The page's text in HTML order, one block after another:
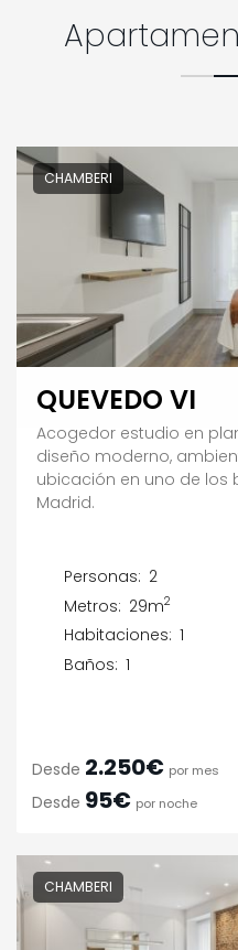
CHAMBERI
QUEVEDO VI
Acogedor estudio en
diseño moderno,
ubicación en uno de los
Madrid.
Personas: 2
Metros: 29m2
Habitaciones: 1
Baños: 1
Desde 2.250€ por mes
Desde 95€ por noche
CHAMBERI